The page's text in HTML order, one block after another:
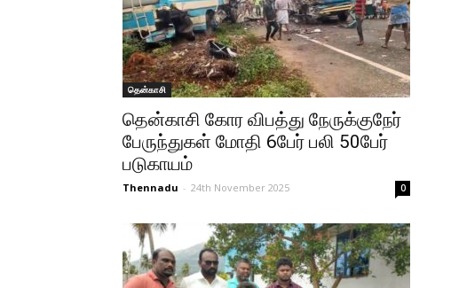
தென்காசி
தென்காசி கோர விபத்து நேருக்குநேர்
பேருந்துகள் மோதி 6பேர் பலி 50பேர்
படுகாயம்
Thennadu - 24th November 2025 0